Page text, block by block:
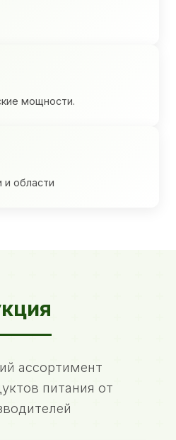
мощности.
области
ассортимент
питания от